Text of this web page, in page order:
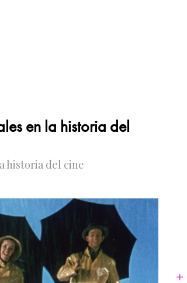
en la historia del
historia del cine